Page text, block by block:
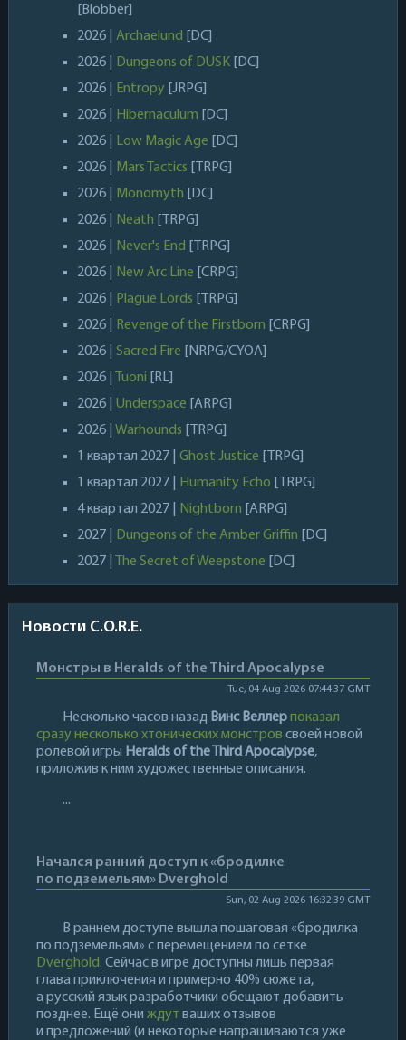
[Blobber]
2026 | Archaelund
[DC]
2026 |
Dungeons of DUSK
[DC]
2026 |
Entropy [JRPG]
2026 |
Hibernaculum
[DC]
2026 |
Low Magic Age
[DC]
2026 |
Mars Tactics
[TRPG]
2026 |
Monomyth
[DC]
2026 |
Neath
[TRPG]
2026 |
Never's End
[TRPG]
2026 |
New Arc Line [CRPG]
2026 |
Plague Lords
[TRPG]
2026 |
Revenge of the Firstborn [CRPG]
2026 | Sacred Fire
[NRPG/CYOA]
2026 |
Tuoni
[RL]
2026 | Underspace [ARPG]
2026 | Warhounds
[TRPG]
1 квартал 2027 | Ghost Justice
[TRPG]
1 квартал 2027 |
Humanity Echo
[TRPG]
4 квартал 2027 |
Nightborn [ARPG]
2027 |
Dungeons of the Amber Griffin
[DC]
2027 |
The Secret of Weepstone [DC]
Новости C.O.R.E.
Монстры в Heralds of the Third Apocalypse
Tue, 04 Aug 2026 07:44:37 GMT
Несколько часов назад Винс Веллер показал
сразу несколько хтонических монстров своей новой
ролевой игры Heralds of the Third Apocalypse,
приложив к ним художественные описания.
...
Начался ранний доступ к «бродилке
по подземельям» Dverghold
Sun, 02 Aug 2026 16:32:39 GMT
В раннем доступе вышла пошаговая «бродилка
по подземельям» с перемещением по сетке
Dverghold. Сейчас в игре доступны лишь первая
глава приключения и примерно 40% сюжета,
а русский язык разработчики обещают добавить
позднее. Ещё они ждут ваших отзывов
и предложений (и некоторые напрашиваются уже